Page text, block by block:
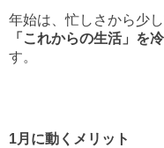
年始は、忙しさから少
「これからの生活」を
す。
1月に動くメリット